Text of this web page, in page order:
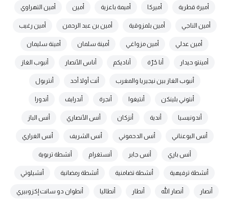
أميرة قطرية أميركا أميمة باعزية أمين أمين التهراوي
أمين الناجي أمين بلمزوقية أمين بن عبد الرحمن أمين رغيب
أمين عدلي أمين مزواغي أمينة سلمان أمينة سليمان
أمينتو حيدار أنا حُرّة أناديكم أناس الأنصار أنبوب الغاز
أنبوب الغاز بين نيجيريا والمغرب أنت أولا أحد أنتربول
أنتوني بلينكن أنتيغوا أنجرة أندرايف أندورا
أندونيسيا أندية أنزكان أنس الأنصاري أنس الباز
أنس البوعناني أنس الدحموني أنس الشريف أنس الغراري
أنس باري أنس جابر أنستغرام أنشطة تربوية
أنشطة ترفيهية أنشطة تضامنية أنشطة رمضانية أنشيلوتي
أنصار أنصار الله أنطار أنطاليا أنطوان دو سانت إكزوبيري